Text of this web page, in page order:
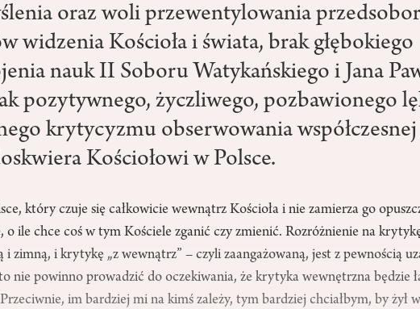
oraz woli przewentylowania
widzenia Kościoła i świata, brak głębokiego
nauk II Soboru Watykańskiego i Jana
pozytywnego, życzliwego, pozbawionego
krytycyzmu obserwowania
Kościołowi w Polsce.
który czuje się całkowicie wewnątrz Kościoła i nie zamierza go
o ile chce coś w tym Kościele zganić czy zmienić. Rozróżnienie na
i zimną, i krytykę „z wewnątrz” – czyli zaangażowaną, jest z pewnością
nie powinno prowadzić do oczekiwania, że krytyka wewnętrzna będzie
im bardziej mi na kimś zależy, tym bardziej chciałbym, by żył